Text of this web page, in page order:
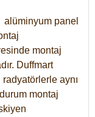
alüminyum panel
montaj
Duffmart
aynı
montaj